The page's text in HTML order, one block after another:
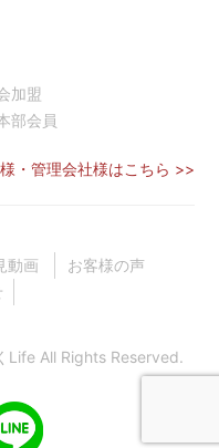
加盟
部会員
・管理会社様はこちら >>
動画
お客様の声
Life All Rights Reserved.